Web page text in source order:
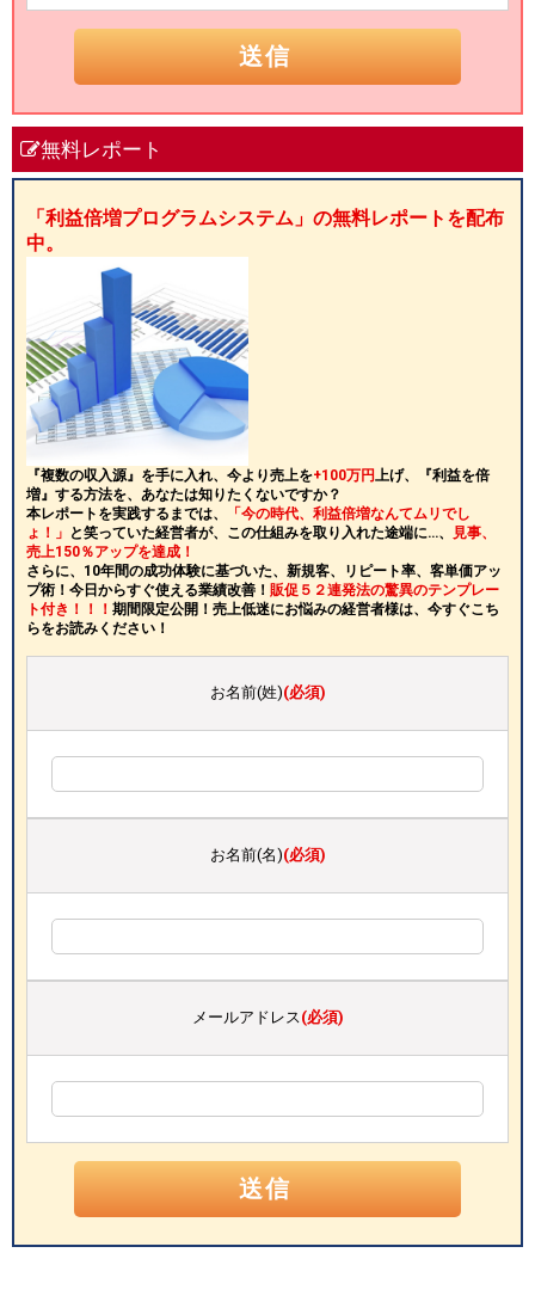
無料レポート
「利益倍増プログラムシステム」の無料レポートを配布
中。
『複数の収入源』を手に入れ、今より売上を+100万円上げ、『利益を倍
増』する方法を、あなたは知りたくないですか？
本レポートを実践するまでは、
「今の時代、利益倍増なんてムリでし
ょ！」 と笑っていた経営者が、この仕組みを取り入れた途端に…、
見事、
売上150％アップを達成！
さらに、10年間の成功体験に基づいた、新規客、リピート率、客単価アッ
プ術！今日からすぐ使える業績改善！ 販促５２連発法の驚異のテンプレー
ト付き！！！ 期間限定公開！売上低迷にお悩みの経営者様は、今すぐこち
らをお読みください！
お名前(姓)(必須)
お名前(名)(必須)
メールアドレス(必須)